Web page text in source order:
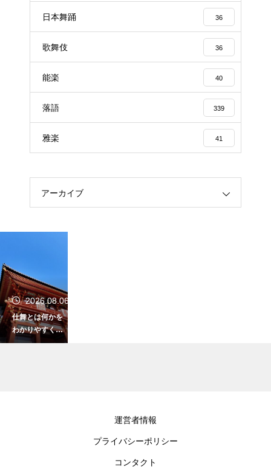
日本舞踊 36
歌舞伎 36
能楽 40
落語 339
雅楽 41
アーカイブ
2026.08.06
仕舞とは何かを
わかりやすく解
説！能の名場面
運営者情報
プライバシーポリシー
コンタクト